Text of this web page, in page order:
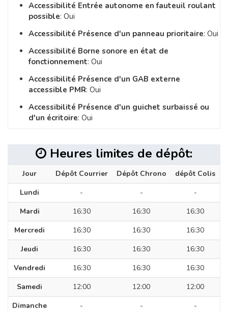
Accessibilité Entrée autonome en fauteuil roulant
possible: Oui
Accessibilité Présence d'un panneau prioritaire: Oui
Accessibilité Borne sonore en état de
fonctionnement: Oui
Accessibilité Présence d'un GAB externe
accessible PMR: Oui
Accessibilité Présence d'un guichet surbaissé ou
d'un écritoire: Oui
Heures limites de dépôt:
Jour Dépôt Courrier Dépôt Chrono
dépôt Colis
Lundi
- -
-
Mardi
16:30 16:30
16:30
Mercredi
16:30 16:30
16:30
Jeudi
16:30 16:30
16:30
Vendredi
16:30 16:30
16:30
Samedi
12:00 12:00
12:00
Dimanche
- - -